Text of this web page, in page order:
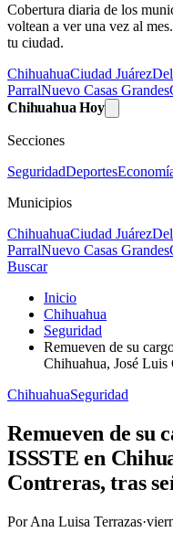
Cobertura diaria de los
voltean a ver una vez al
tu ciudad.
ChihuahuaCiudad Juárez
ParralNuevo Casas Grandes
Chihuahua Hoy
Secciones
SeguridadDeportes
Municipios
ChihuahuaCiudad Juárez
ParralNuevo Casas Grandes
Buscar
Inicio
Chihuahua
Seguridad
Remueven de su
Chihuahua, José Luis
ChihuahuaSeguridad
Remueven de su
ISSSTE en
Contreras, tras
PorAna Luisa Terrazas·